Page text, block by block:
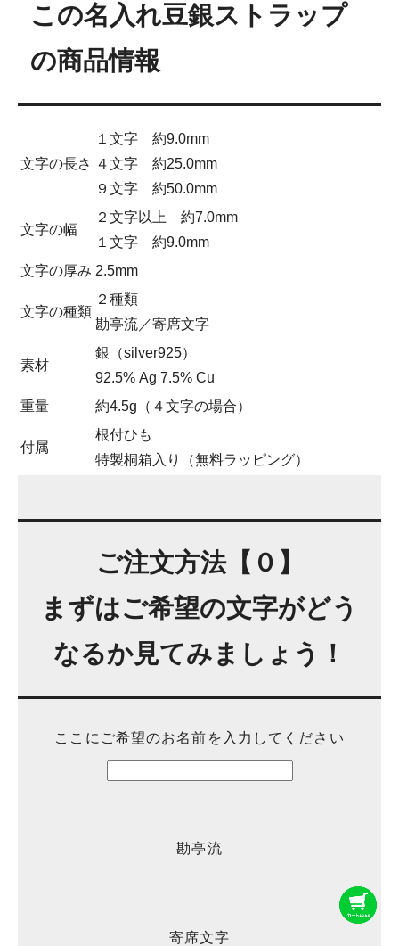
この名入れ豆銀ストラップ
の商品情報
文字の長さ
１文字 約9.0mm
４文字 約25.0mm
９文字 約50.0mm
文字の幅
２文字以上 約7.0mm
１文字 約9.0mm
文字の厚み 2.5mm
文字の種類
２種類
勘亭流／寄席文字
素材
銀（silver925）
92.5% Ag 7.5% Cu
重量
約4.5g（４文字の場合）
付属
根付ひも
特製桐箱入り（無料ラッピング）
ご注文方法【０】
まずはご希望の文字がどう
なるか見てみましょう！
ここにご希望のお名前を入力してください
勘亭流
寄席文字